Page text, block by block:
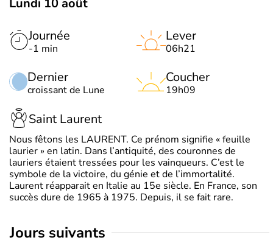
Journée
-1 min
Dernier
croissant de Lune
Lever
06h21
Coucher
19h09
Saint Laurent
Nous fêtons les LAURENT. Ce prénom signifie « feuille
laurier » en latin. Dans l’antiquité, des couronnes de
lauriers étaient tressées pour les vainqueurs. C’est le
symbole de la victoire, du génie et de l’immortalité.
Laurent réapparait en Italie au 15e siècle. En France, son
succès dure de 1965 à 1975. Depuis, il se fait rare.
jours suivants